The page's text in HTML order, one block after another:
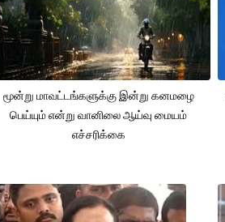
மூன்று மாவட்டங்களுக்கு இன்று கனமழை
பெய்யும் என்று வானிலை ஆய்வு மையம்
எச்சரிக்கை